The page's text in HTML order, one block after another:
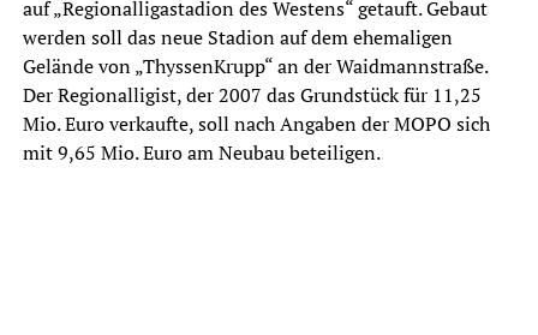
auf „Regionalligastadion des Westens“ getauft. Gebaut
werden soll das neue Stadion auf dem ehemaligen
Gelände von „ThyssenKrupp“ an der Waidmannstraße.
Der Regionalligist, der 2007 das Grundstück für 11,25
Mio. Euro verkaufte, soll nach Angaben der MOPO sich
mit 9,65 Mio. Euro am Neubau beteiligen.